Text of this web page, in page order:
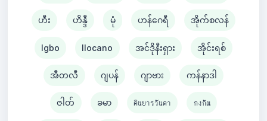
ဟီး ဟိန္ဒီ မုံ ဟန်ဂေရီ အိုက်စလန်
Igbo Ilocano အင်ဒိုနီးရှား အိုင်းရစ်
အီတလီ ဂျပန် ဂျာဗား ကန်နာဒါ
ဇါတ် ခမာ คินยารวันดา กงกัณ